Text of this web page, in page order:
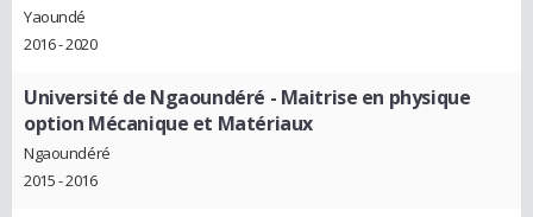
Yaoundé
2016 - 2020
Université de Ngaoundéré - Maitrise en physique
option Mécanique et Matériaux
Ngaoundéré
2015 - 2016